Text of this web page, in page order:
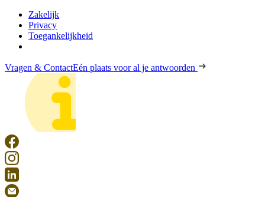
Zakelijk
Privacy
Toegankelijkheid
Vragen & ContactEén plaats voor al je antwoorden